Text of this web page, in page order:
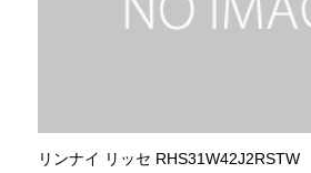
リンナイ リッセ RHS31W42J2RSTW